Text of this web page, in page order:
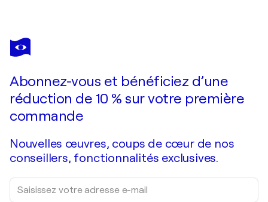
MANUEL
DI
Je passe commande
Abonnez-vous et bénéficiez d’une
réduction de 10 % sur votre première
commande
Nouvelles œuvres, coups de cœur de nos
conseillers, fonctionnalités exclusives.